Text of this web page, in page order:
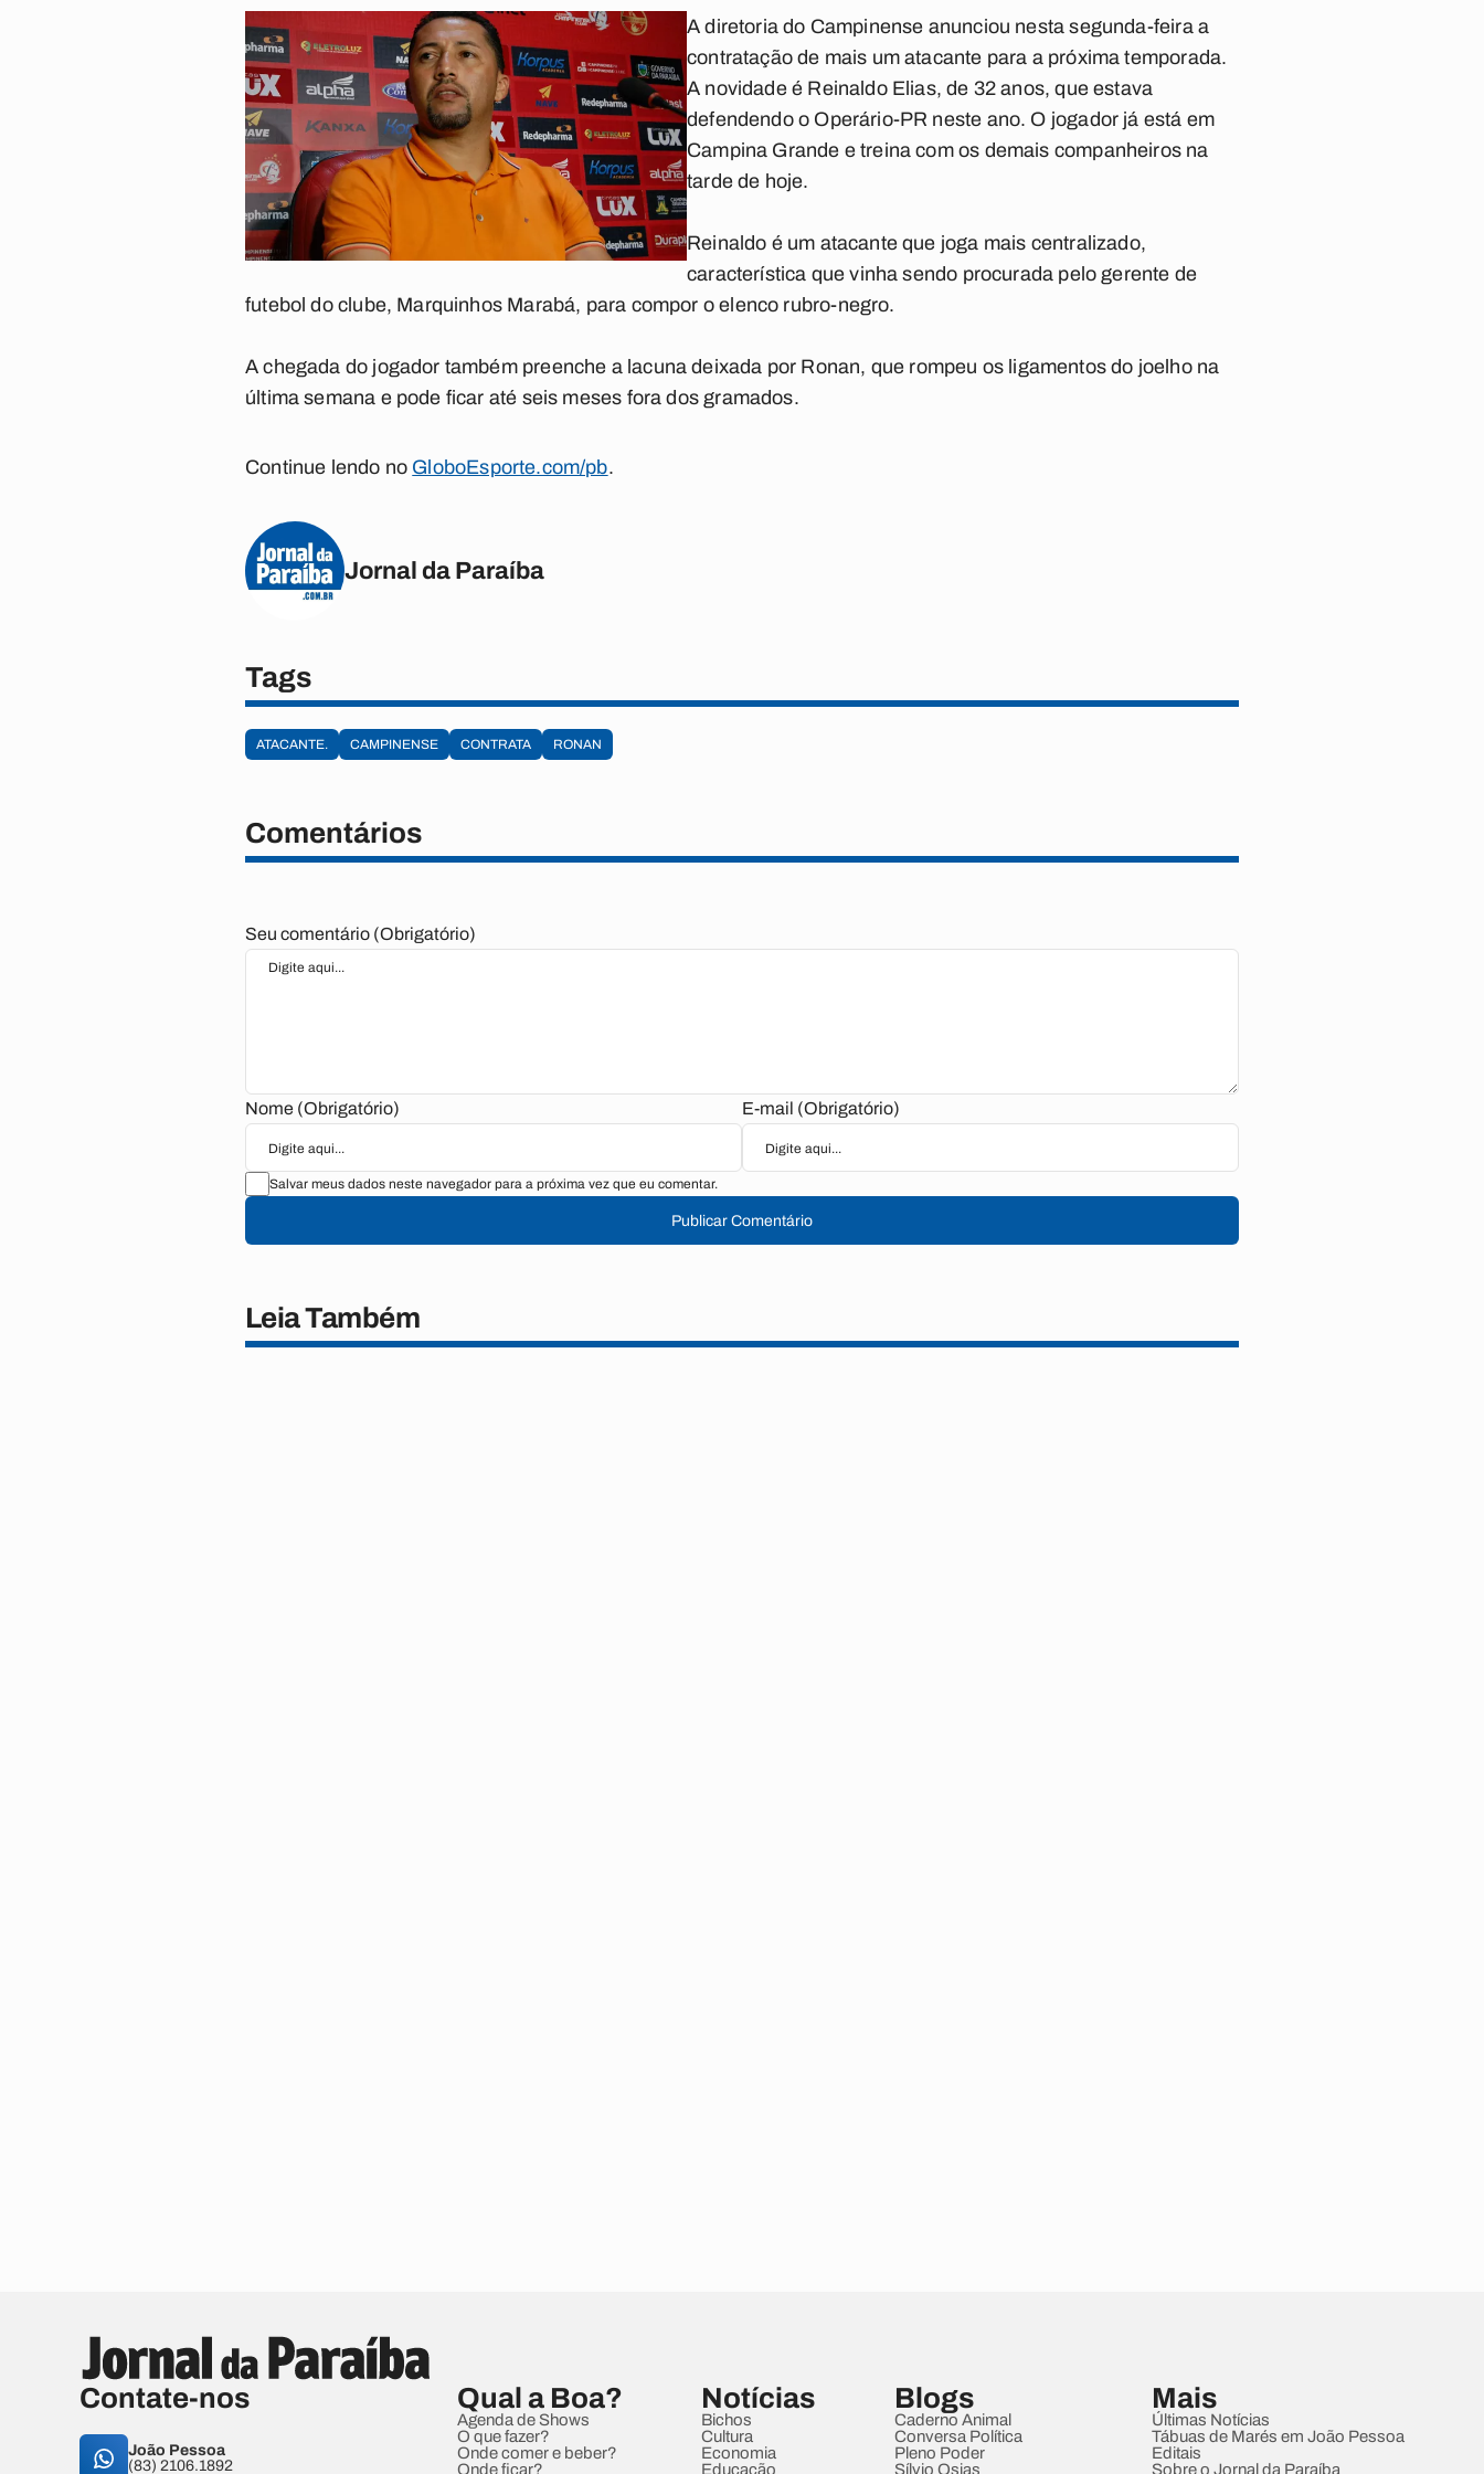
A diretoria do Campinense anunciou nesta segunda-feira a
contratação de mais um atacante para a próxima temporada.
A novidade é Reinaldo Elias, de 32 anos, que estava
defendendo o Operário-PR neste ano. O jogador já está em
Campina Grande e treina com os demais companheiros na
tarde de hoje.
Reinaldo é um atacante que joga mais centralizado,
característica que vinha sendo procurada pelo gerente de
futebol do clube, Marquinhos Marabá, para compor o elenco rubro-negro.
A chegada do jogador também preenche a lacuna deixada por Ronan, que rompeu os ligamentos do joelho na
última semana e pode ficar até seis meses fora dos gramados.
Continue lendo no GloboEsporte.com/pb.
Jornal da Paraíba
Tags
ATACANTE. CAMPINENSE CONTRATA RONAN
Comentários
Seu comentário (Obrigatório)
Nome (Obrigatório) E-mail (Obrigatório)
Salvar meus dados neste navegador para a próxima vez que eu comentar.
Publicar Comentário
Leia Também
Contate-nos
João Pessoa
(83) 2106.1892
Qual a Boa?
Agenda de Shows
O que fazer?
Onde comer e beber?
Onde ficar?
Notícias
Bichos
Cultura
Economia
Educação
Blogs
Caderno Animal
Conversa Política
Pleno Poder
Sílvio Osias
Mais
Últimas Notícias
Tábuas de Marés em João Pessoa
Editais
Sobre o Jornal da Paraíba